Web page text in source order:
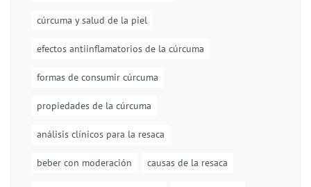
cúrcuma y salud de la piel
efectos antiinflamatorios de la cúrcuma
formas de consumir cúrcuma
propiedades de la cúrcuma
análisis clínicos para la resaca
beber con moderación causas de la resaca